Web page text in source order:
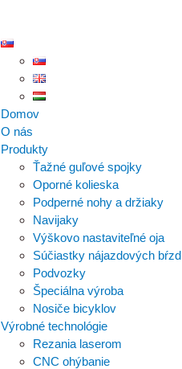
Domov
O nás
Produkty
Ťažné guľové spojky
Oporné kolieska
Podperné nohy a držiaky
Navijaky
Výškovo nastaviteľné oja
Súčiastky nájazdových bŕzd
Podvozky
Špeciálna výroba
Nosiče bicyklov
Výrobné technológie
Rezania laserom
CNC ohýbanie